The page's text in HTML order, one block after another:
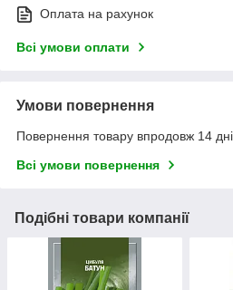
Оплата на рахунок
Всі умови оплати
Умови повернення
Повернення товару впродовж 14
Всі умови повернення
Подібні товари компанії